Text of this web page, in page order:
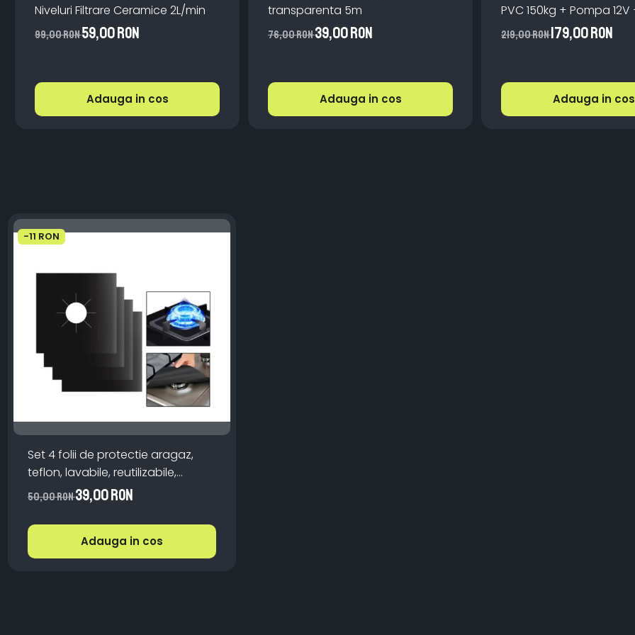
Niveluri Filtrare Ceramice 2L/min
99,00 RON59,00 RON
Adauga in cos
transparenta 5m
76,00 RON39,00 RON
Adauga in cos
PVC 150kg + Pompa 12V
219,00 RON179,00 RON
Adauga in cos
-11 RON
Set 4 folii de protectie aragaz,
teflon, lavabile, reutilizabile,
Negru/Gri
50,00 RON39,00 RON
Adauga in cos